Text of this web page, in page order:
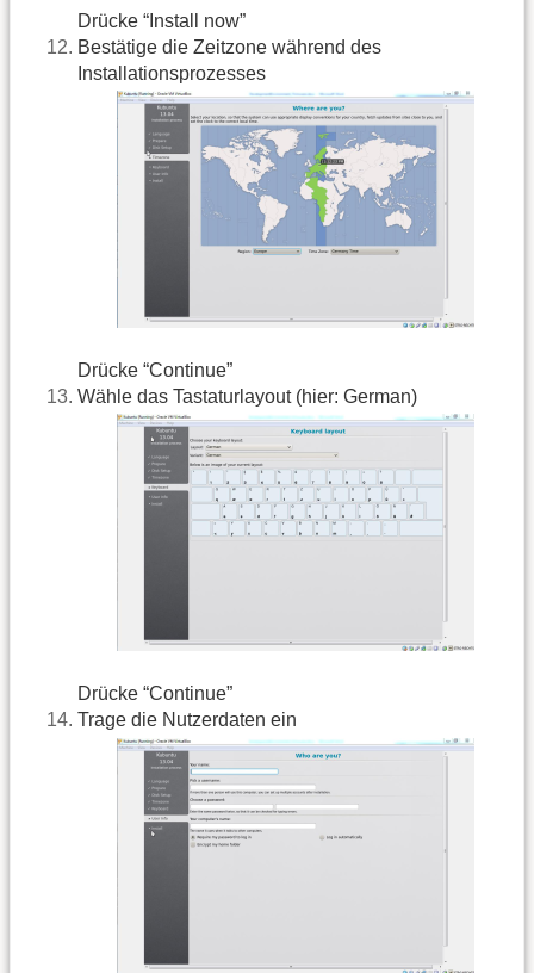
Drücke “Install now”
Bestätige die Zeitzone während des
Installationsprozesses
Drücke “Continue”
Wähle das Tastaturlayout (hier: German)
Drücke “Continue”
Trage die Nutzerdaten ein